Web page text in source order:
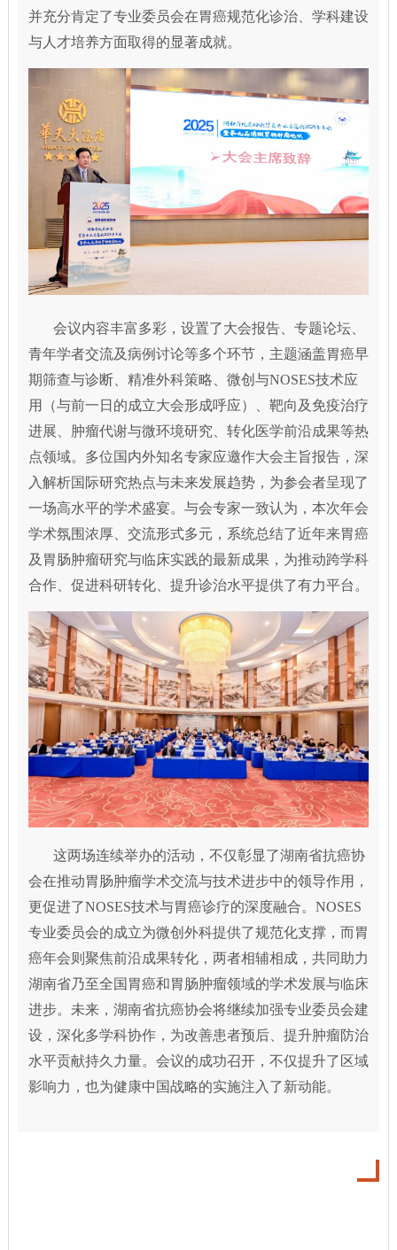
并充分肯定了专业委员会在胃癌规范化诊治、学科建设
与人才培养方面取得的显著成就。
会议内容丰富多彩，设置了大会报告、专题论坛、
青年学者交流及病例讨论等多个环节，主题涵盖胃癌早
期筛查与诊断、精准外科策略、微创与NOSES技术应
用（与前一日的成立大会形成呼应）、靶向及免疫治疗
进展、肿瘤代谢与微环境研究、转化医学前沿成果等热
点领域。多位国内外知名专家应邀作大会主旨报告，深
入解析国际研究热点与未来发展趋势，为参会者呈现了
一场高水平的学术盛宴。与会专家一致认为，本次年会
学术氛围浓厚、交流形式多元，系统总结了近年来胃癌
及胃肠肿瘤研究与临床实践的最新成果，为推动跨学科
合作、促进科研转化、提升诊治水平提供了有力平台。
这两场连续举办的活动，不仅彰显了湖南省抗癌协
会在推动胃肠肿瘤学术交流与技术进步中的领导作用，
更促进了NOSES技术与胃癌诊疗的深度融合。NOSES
专业委员会的成立为微创外科提供了规范化支撑，而胃
癌年会则聚焦前沿成果转化，两者相辅相成，共同助力
湖南省乃至全国胃癌和胃肠肿瘤领域的学术发展与临床
进步。未来，湖南省抗癌协会将继续加强专业委员会建
设，深化多学科协作，为改善患者预后、提升肿瘤防治
水平贡献持久力量。会议的成功召开，不仅提升了区域
影响力，也为健康中国战略的实施注入了新动能。